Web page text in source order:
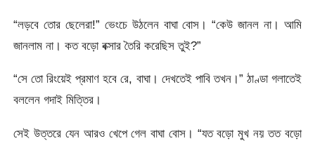
“লড়বে তোর ছেলেরা!” ভেংচে উঠলেন বাঘা বোস। “কেউ জানল না। আমি
জানলাম না। কত বড়ো বক্সার তৈরি করেছিস তুই?”
“সে তো রিংয়েই প্রমাণ হবে রে, বাঘা। দেখতেই পাবি তখন।” ঠাণ্ডা গলাতেই
বললেন গদাই মিত্তির।
সেই উত্তরে যেন আরও খেপে গেল বাঘা বোস। “যত বড়ো মুখ নয় তত বড়ো